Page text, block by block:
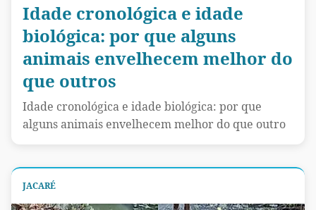
Idade cronológica e idade
biológica: por que alguns
animais envelhecem melhor do
que outros
Idade cronológica e idade biológica: por que
alguns animais envelhecem melhor do que outro
JACARÉ